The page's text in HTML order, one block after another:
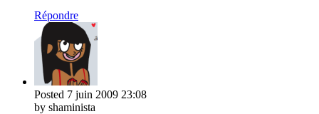
Répondre
Posted 7 juin 2009 23:08
by shaminista